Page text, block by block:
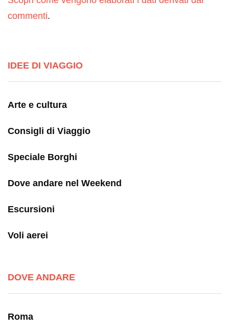
commenti.
IDEE DI VIAGGIO
Arte e cultura
Consigli di Viaggio
Speciale Borghi
Dove andare nel Weekend
Escursioni
Voli aerei
DOVE ANDARE
Roma